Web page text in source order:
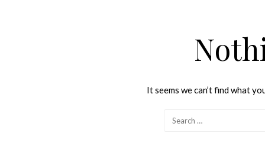
It seems we can’t find what